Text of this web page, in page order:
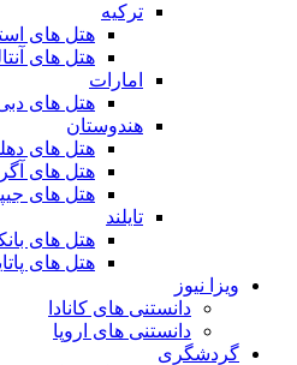
ترکیه
هتل های
هتل های
امارات
هتل های
هندوستان
هتل های
هتل های آگرا
هتل های
تایلند
هتل های
هتل های
ویزا نیوز
دانستنی های کانادا
دانستنی های اروپا
گردشگری